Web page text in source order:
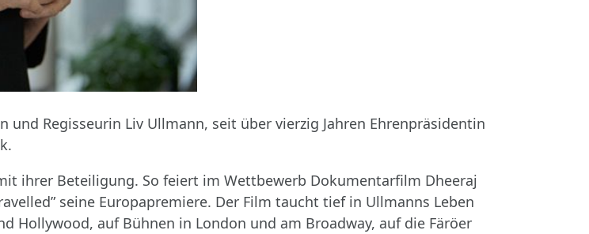
und Regisseurin Liv Ullmann, seit über vierzig Jahren Ehrenpräsidentin
ihrer Beteiligung. So feiert im Wettbewerb Dokumentarfilm Dheeraj
seine Europapremiere. Der Film taucht tief in Ullmanns Leben
Hollywood, auf Bühnen in London und am Broadway, auf die Färöer